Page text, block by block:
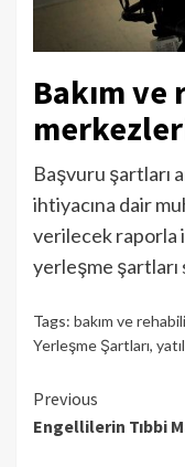
Bakım
Başvuru şartları
ihtiyacına dair
verilecek raporla
yerleşme şartları
Tags: bakım ve
Yerleşme Şartları,
Continue
Reading
Previous
Engellilerin Tıbbi